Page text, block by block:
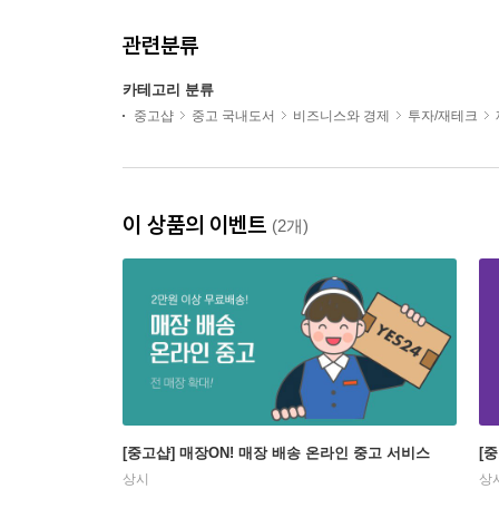
관련분류
카테고리 분류
중고샵 중고 국내도서 비즈니스와 경제 투자/재테크
이 상품의 이벤트 (2개)
[중고샵] 매장ON! 매장 배송 온라인 중고 서비스
상시
[
상